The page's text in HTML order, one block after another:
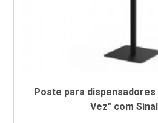
Poste para dispensadores
Vez" com